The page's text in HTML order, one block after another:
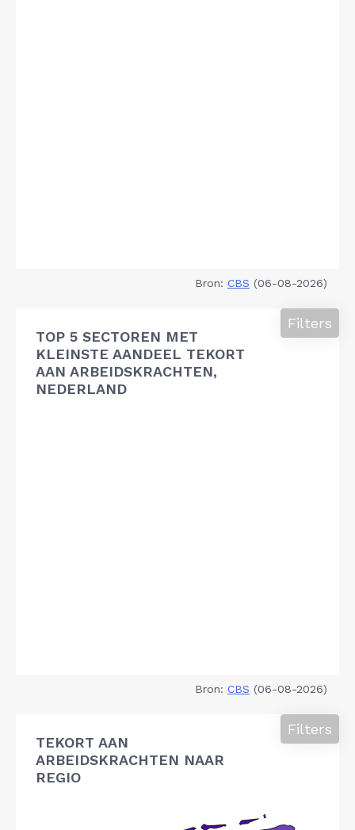
Bron: CBS (06-08-2026)
TOP 5 SECTOREN MET
KLEINSTE AANDEEL TEKORT
AAN ARBEIDSKRACHTEN,
NEDERLAND
Filters
Bron: CBS (06-08-2026)
TEKORT AAN
ARBEIDSKRACHTEN NAAR
REGIO
Filters